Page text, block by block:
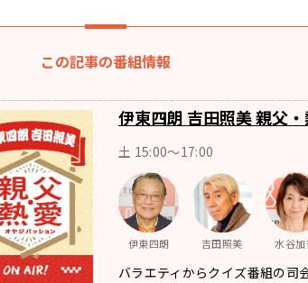
この記事の番組情報
伊東四朗 吉田照美 親父
土 15:00～17:00
伊東四朗 吉田照美 水谷
バラエティからクイズ番組の司